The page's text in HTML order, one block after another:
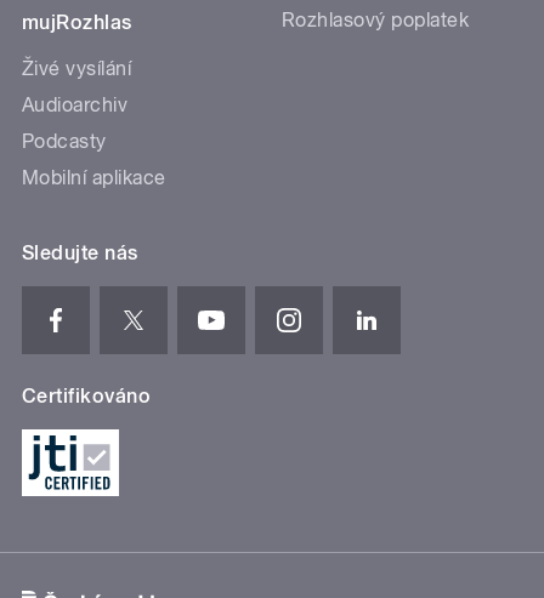
mujRozhlas
Živé vysílání
Audioarchiv
Podcasty
Mobilní aplikace
Rozhlasový poplatek
Sledujte nás
Certifikováno